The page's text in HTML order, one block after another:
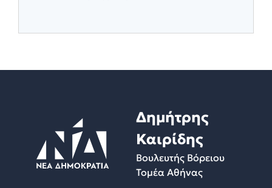
Δημήτρης
Καιρίδης
Βουλευτής Βόρειου
Τομέα Αθήνας